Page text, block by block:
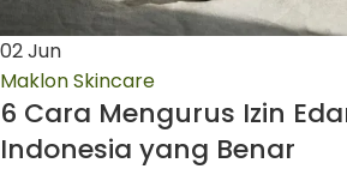
02Jun
Maklon Skincare
6 Cara Mengurus Izin
Indonesia yang Benar